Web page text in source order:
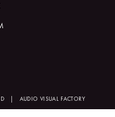
| AUDIO VISUAL FACTORY